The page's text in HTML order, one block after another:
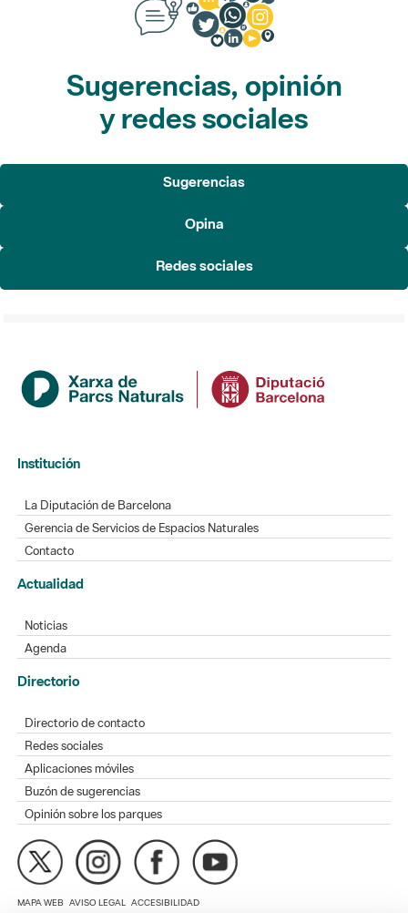
Sugerencias, opinión
y redes sociales
Sugerencias
Institución
Gerencia de Servicios de Espacios Naturales
Actualidad
Noticias
Agenda
Directorio de contacto
Redes sociales
Buzón de sugerencias
Opinión sobre los parques
MAPA WEB AVISO LEGAL ACCESIBILIDAD
Diputación de Barcelona. Edifici Llacuna, 1a planta. Badajoz, 49.
08005 Barcelona. Tel. 934 022 428 / xarxaparcs@diba.cat